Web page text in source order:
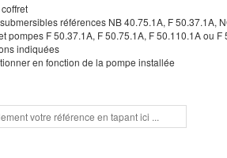
références NB 40.75.1A, F 50.37.1A,
pompes F 50.37.1A, F 50.75.1A, F 50.110.1A ou F
indiquées
en fonction de la pompe installée